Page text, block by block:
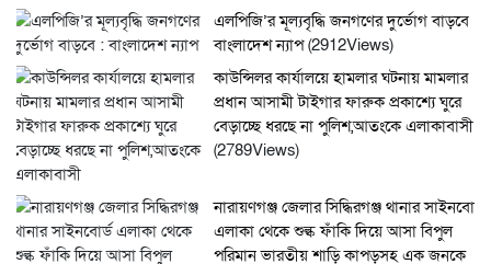
এলপিজি’র মূল্যবৃদ্ধি জনগণের দুর্ভোগ বাড়বে :
বাংলাদেশ ন্যাপ(2912Views)
কাউন্সিলর কার্যালয়ে হামলার ঘটনায় মামলার
প্রধান আসামী টাইগার ফারুক প্রকাশ্যে ঘুরে
বেড়াচ্ছে ধরছে না পুলিশ,আতংকে এলাকাবাসী
(2789Views)
নারায়ণগঞ্জ জেলার সিদ্ধিরগঞ্জ থানার সাইনবোর্ড
এলাকা থেকে শুল্ক ফাঁকি দিয়ে আসা বিপুল
পরিমান ভারতীয় শাড়ি কাপড়সহ এক জনকে